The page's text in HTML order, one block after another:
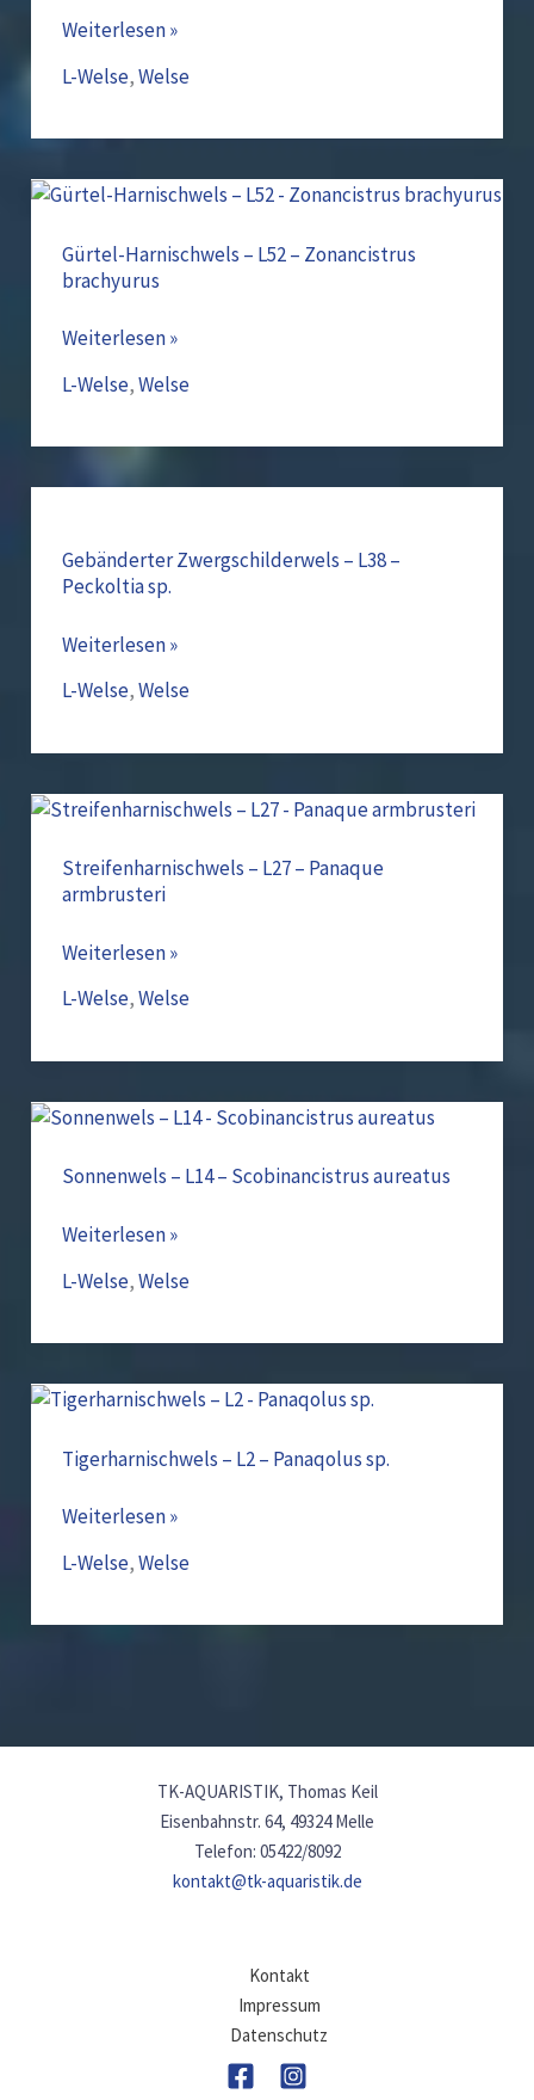
Hypancistrus
sp.
Weiterlesen »
L-Welse,Welse
Gürtel-Harnischwels – L52 – Zonancistrus
brachyurus
Gürtel-
–
L52
Zonancistrus
brachyurus
Weiterlesen »
L-Welse,Welse
Gebänderter Zwergschilderwels – L38 –
Peckoltia sp.
–
L38
Peckoltia
sp.
Weiterlesen »
L-Welse,Welse
Streifenharnischwels – L27 – Panaque
armbrusteri
Streifenharnischwels
L27
–
armbrusteri
Weiterlesen »
L-Welse,Welse
Sonnenwels – L14 – Scobinancistrus aureatus
Sonnenwels
L14
Scobinancistrus
Weiterlesen »
L-Welse,Welse
Tigerharnischwels – L2 – Panaqolus sp.
Tigerharnischwels
L2
Panaqolus
Weiterlesen »
L-Welse,Welse
TK-AQUARISTIK, Thomas Keil
Eisenbahnstr. 64, 49324 Melle
Telefon: 05422/8092
kontakt@tk-aquaristik.de
Kontakt
Impressum
Datenschutz